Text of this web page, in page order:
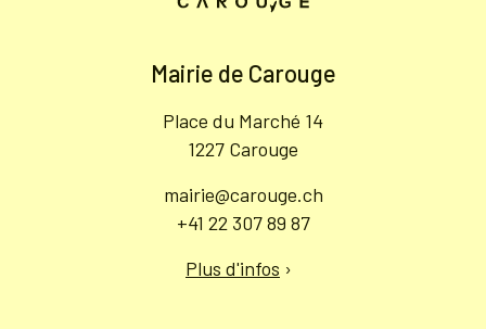
Mairie de Carouge
Place du Marché 14
1227 Carouge
mairie@carouge.ch
+41 22 307 89 87
Plus d'infos ›